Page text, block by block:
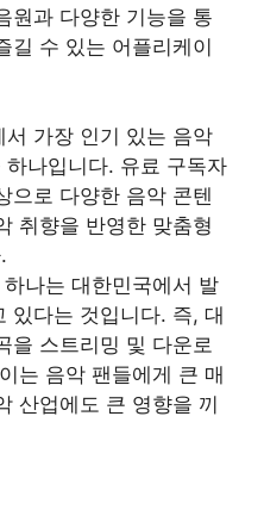
원과 다양한 기능을 통
길 수 있는 어플리케이
가장 인기 있는 음악
나입니다. 유료 구독자
으로 다양한 음악 콘텐
취향을 반영한 맞춤형
나는 대한민국에서 발
있다는 것입니다. 즉, 대
을 스트리밍 및 다운로
는 음악 팬들에게 큰 매
산업에도 큰 영향을 끼